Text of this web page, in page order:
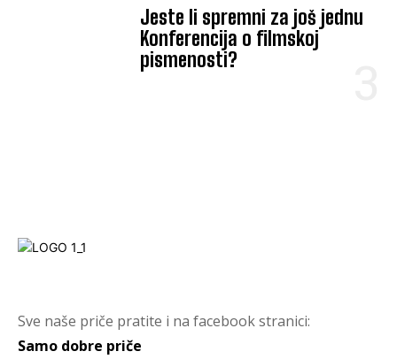
Jeste li spremni za još jednu
Konferencija o filmskoj
pismenosti?
Sve naše priče pratite i na facebook stranici:
Samo dobre priče